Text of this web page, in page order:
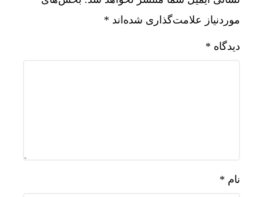
موردنیاز علامت‌گذاری شده‌اند *
دیدگاه *
نام *